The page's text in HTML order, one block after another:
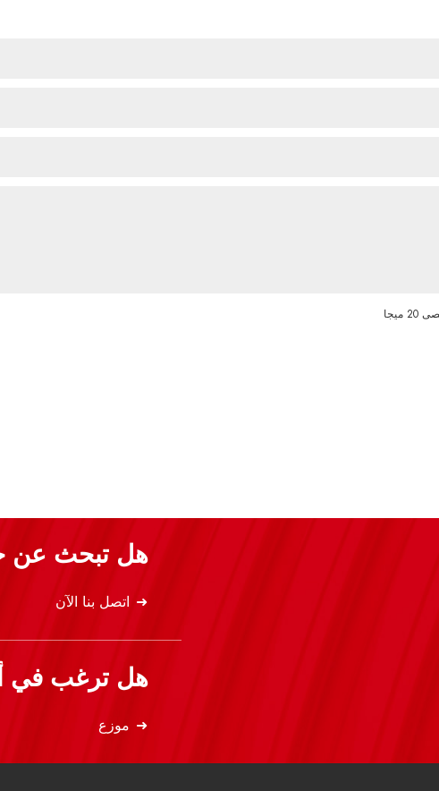
هل تبحث عن
اتصل بنا الآن
هل ترغب في
موزع